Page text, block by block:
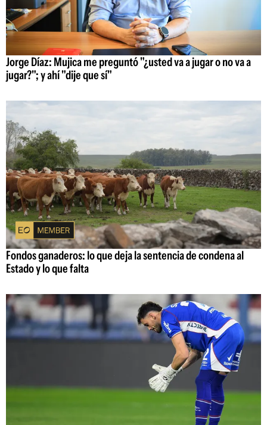
Jorge Díaz: Mujica me preguntó "¿usted va a jugar o no va a
jugar?"; y ahí "dije que sí"
Fondos ganaderos: lo que deja la sentencia de condena al
Estado y lo que falta